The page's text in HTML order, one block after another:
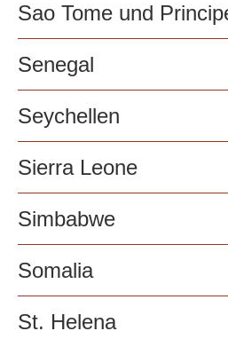
Sao Tome und
Senegal
Seychellen
Sierra Leone
Simbabwe
Somalia
St. Helena